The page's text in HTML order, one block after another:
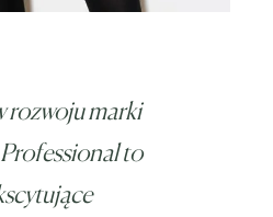
rozwoju marki
to